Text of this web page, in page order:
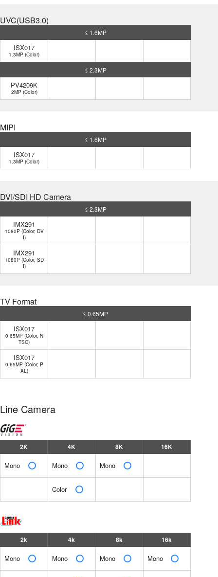
UVC(USB3.0)
≤ 1.6MP
ISX017
1.3MP (Color)
≤ 2.3MP
PV4209K
2MP (Color)
MIPI
≤ 1.6MP
ISX017
1.3MP (Color)
DVI/SDI HD Camera
≤ 2.3MP
IMX291
1080P (Color, DV
I)
IMX291
1080P (Color, SD
I)
TV Format
≤ 0.65MP
ISX017
0.65MP (Color, N
TSC)
ISX017
0.65MP (Color, P
AL)
Line Camera
2K 4K 8K 16K
Mono Mono Mono
Color
2k 4k 8k 16k
Mono Mono Mono Mono